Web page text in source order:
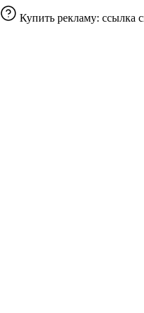
Купить рекламу: ссылка